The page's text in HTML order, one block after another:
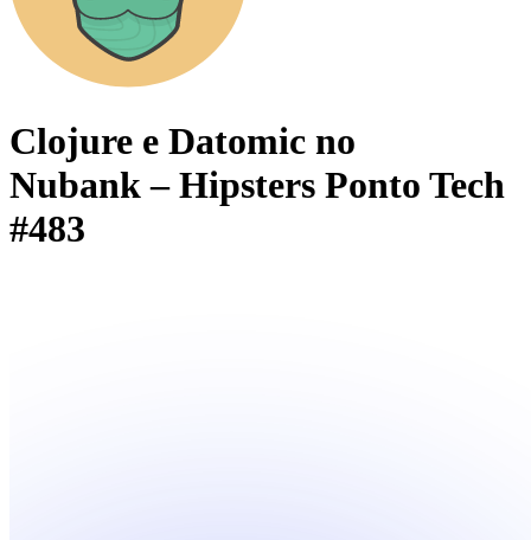
Clojure e Datomic no
Nubank – Hipsters Ponto Tech
#483